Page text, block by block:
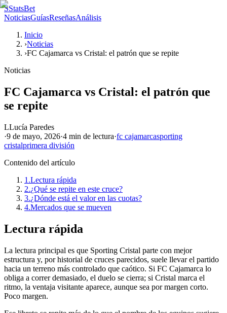
SStatsBet
NoticiasGuíasReseñasAnálisis
Inicio
›Noticias
›FC Cajamarca vs Cristal: el patrón que se repite
Noticias
FC Cajamarca vs Cristal: el patrón que
se repite
LLucía Paredes
·9 de mayo, 2026·4 min de lectura·fc cajamarcasporting
cristalprimera división
Contenido del artículo
1.Lectura rápida
2.¿Qué se repite en este cruce?
3.¿Dónde está el valor en las cuotas?
4.Mercados que se mueven
Lectura rápida
La lectura principal es que Sporting Cristal parte con mejor
estructura y, por historial de cruces parecidos, suele llevar el partido
hacia un terreno más controlado que caótico. Si FC Cajamarca lo
obliga a correr demasiado, el duelo se cierra; si Cristal marca el
ritmo, la ventaja visitante aparece, aunque sea por margen corto.
Poco margen.